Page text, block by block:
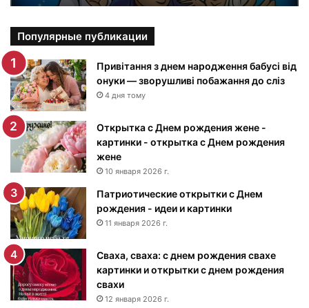
к
т
и
н
к
и
с
Д
н
м
р
о
ж
д
е
н
и
я
Популярные публикации
Привітання з днем народження бабусі від
онуки — зворушливі побажання до сліз
4 дня тому
Открытка с Днем рождения жене -
картинки - открытка с Днем рождения
жене
10 января 2026 г.
Патриотические открытки с Днем
рождения - идеи и картинки
11 января 2026 г.
Сваха, сваха: с днем рождения свахе
картинки и открытки с днем рождения
свахи
12 января 2026 г.